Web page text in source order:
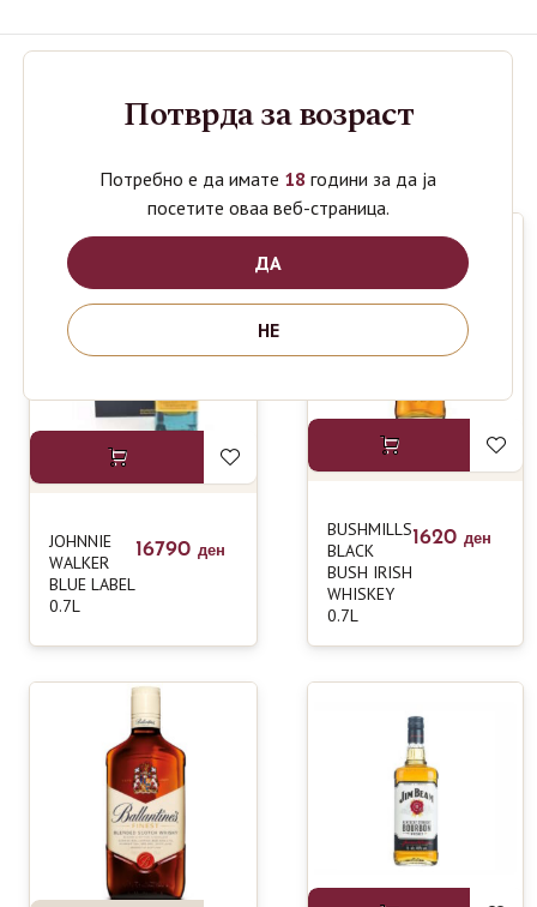
Поврзани производи
JOHNNIE
WALKER
BLUE LABEL
0.7L
16790 ден
BUSHMILLS
BLACK
BUSH IRISH
WHISKEY
0.7L
1620 ден
Потврда за возраст
Потребно е да имате 18 години за да ја
посетите оваа веб-страница.
ДА
НЕ